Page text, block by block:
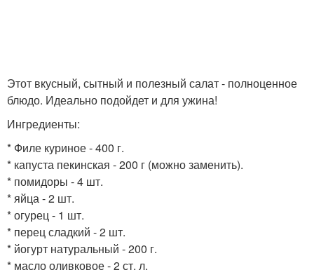
Этот вкусный, сытный и полезный салат - полноценное
блюдо. Идеально подойдет и для ужина!
Ингредиенты:
* Филе куриное - 400 г.
* капуста пекинская - 200 г (можно заменить).
* помидоры - 4 шт.
* яйца - 2 шт.
* огурец - 1 шт.
* перец сладкий - 2 шт.
* йогурт натуральный - 200 г.
* масло оливковое - 2 ст. л.